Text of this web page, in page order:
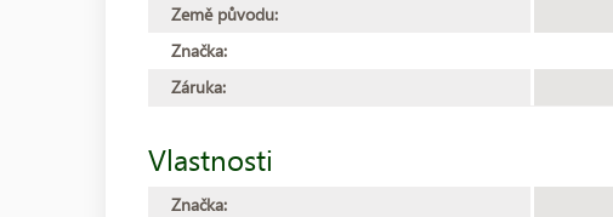
Země původu:
Značka:
Záruka:
Vlastnosti
Značka: